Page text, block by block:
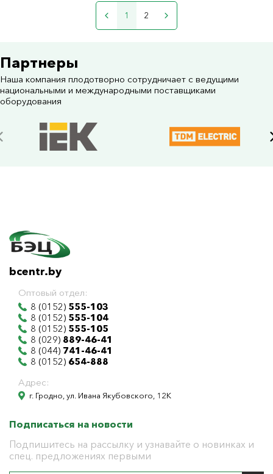
1 2
Партнеры
Наша компания плодотворно сотрудничает с ведущими
национальными и международными поставщиками
оборудования
bcentr.by
Оптовый отдел:
8 (0152) 555-103
8 (0152) 555-104
8 (0152) 555-105
8 (029) 889-46-41
8 (044) 741-46-41
8 (0152) 654-888
Адрес:
г. Гродно, ул. Ивана Якубовского, 12К
Подписаться на новости
Подпишитесь на рассылку и узнавайте о новинках и
спец. предложениях первыми